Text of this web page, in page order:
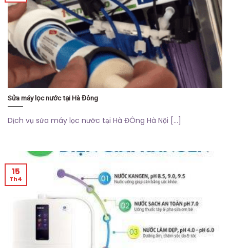
Sửa máy lọc nước tại Hà Đông
Dịch vụ sửa máy lọc nước tại Hà ĐÔng Hà Nội [...]
15
Th4